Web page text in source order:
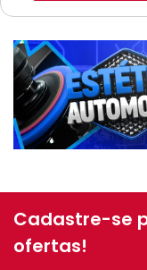
Cadastre-se
ofertas!